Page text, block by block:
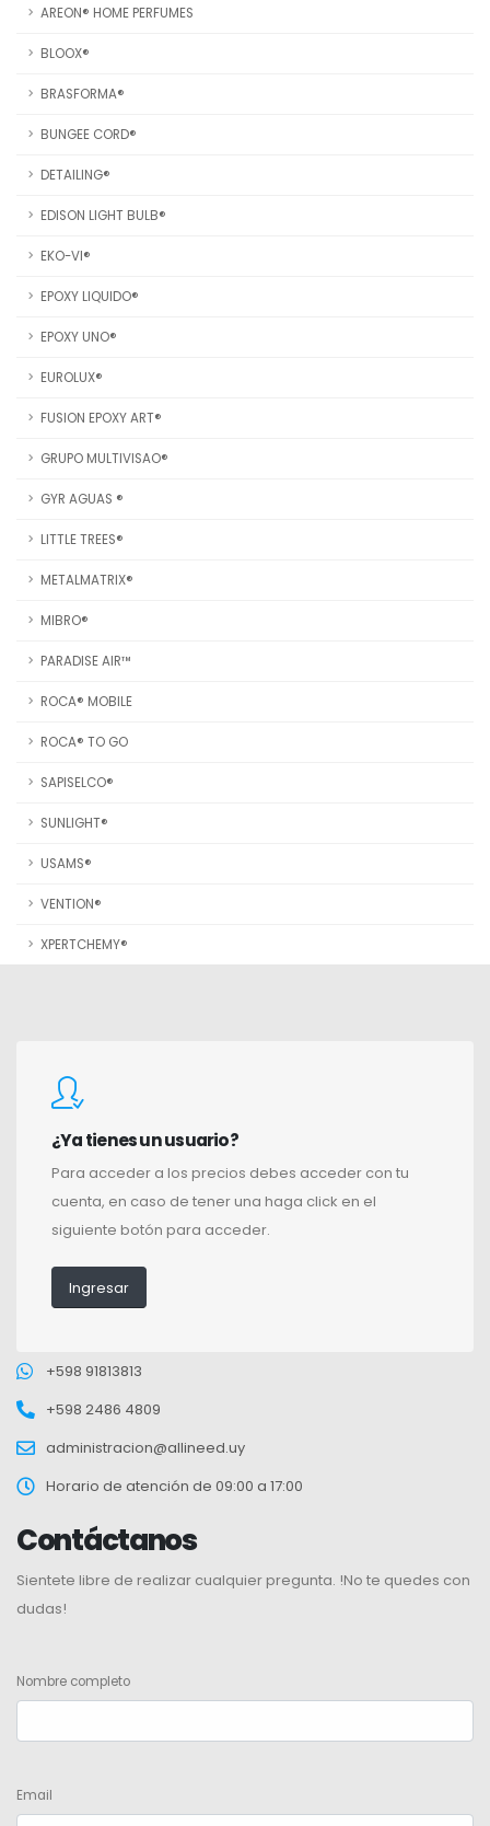
AREON® HOME PERFUMES
BLOOX®
BRASFORMA®
BUNGEE CORD®
DETAILING®
EDISON LIGHT BULB®
EKO-VI®
EPOXY LIQUIDO®
EPOXY UNO®
EUROLUX®
FUSION EPOXY ART®
GRUPO MULTIVISAO®
GYR AGUAS ®
LITTLE TREES®
METALMATRIX®
MIBRO®
PARADISE AIR™
ROCA® MOBILE
ROCA® TO GO
SAPISELCO®
SUNLIGHT®
USAMS®
VENTION®
XPERTCHEMY®
¿Ya tienes un usuario?
Para acceder a los precios debes acceder con tu
cuenta, en caso de tener una haga click en el
siguiente botón para acceder.
Ingresar
+598 91813813
+598 2486 4809
administracion@allineed.uy
Horario de atención de 09:00 a 17:00
Contáctanos
Sientete libre de realizar cualquier pregunta. !No te quedes con
dudas!
Nombre completo
Email